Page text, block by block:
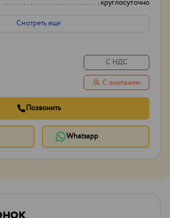
круглосуточно
Смотреть еще
С НДС
С экипажем
Позвонить
Whatsapp